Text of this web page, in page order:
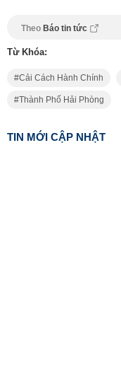
Theo Báo tin tức
Từ Khóa:
Cải Cách Hành Chính
Thành Phố Hải Phòng
TIN MỚI CẬP NHẬT